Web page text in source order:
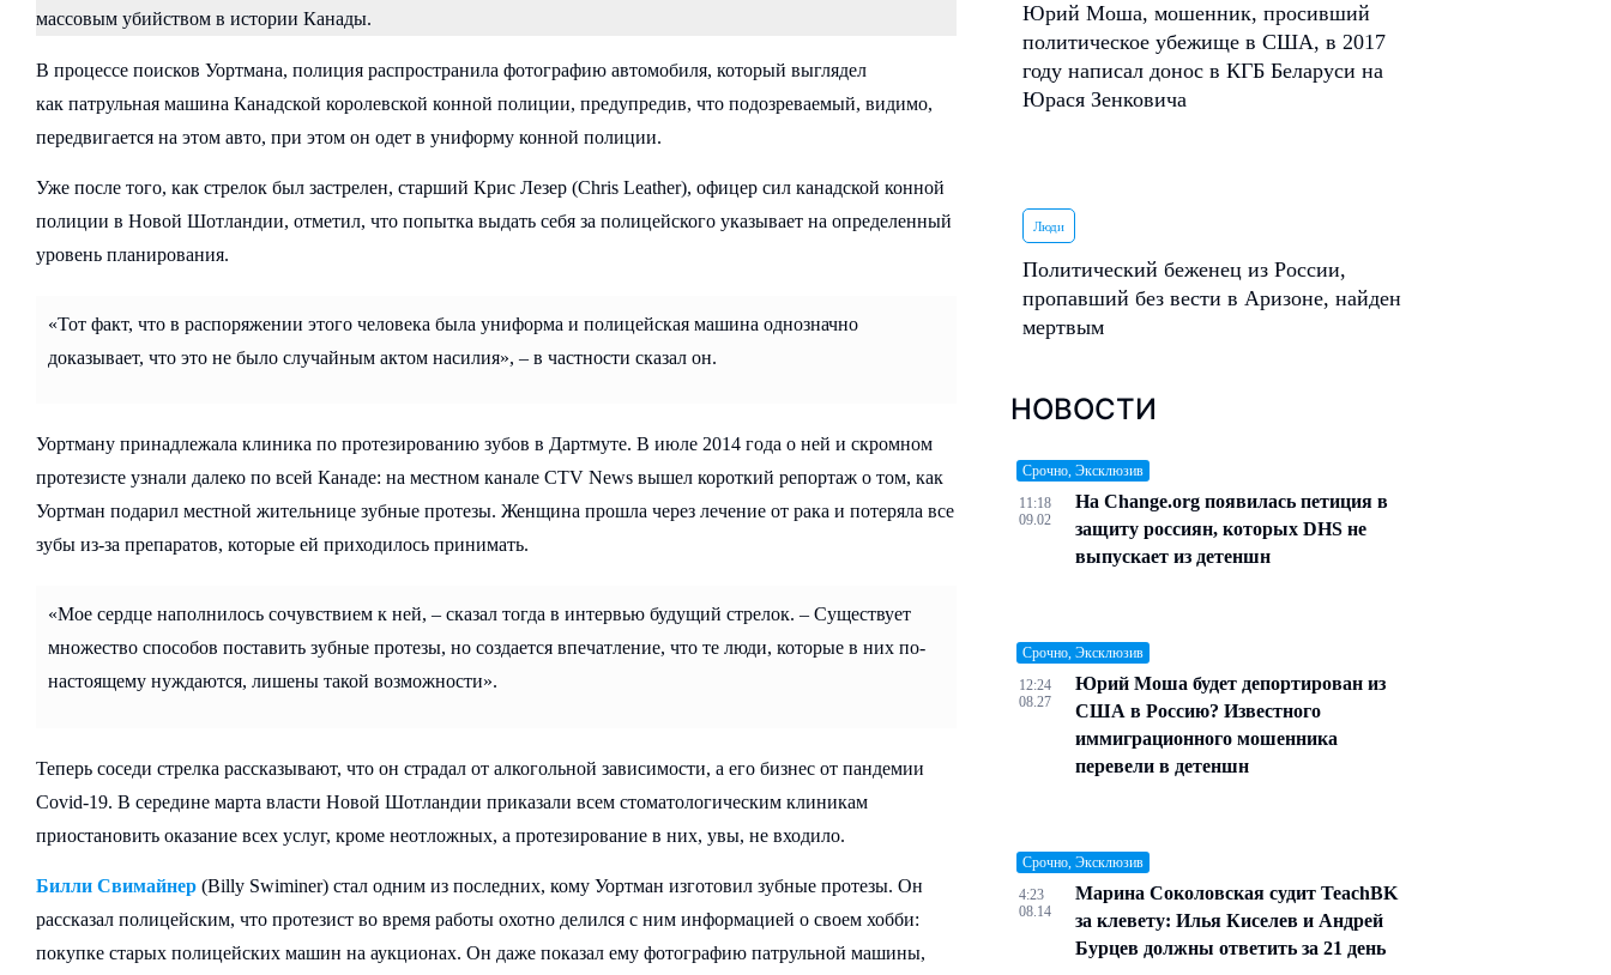
массовым убийством в истории Канады.
В процессе поисков Уортмана, полиция распространила фотографию автомобиля, который выглядел
как патрульная машина Канадской королевской конной полиции, предупредив, что подозреваемый, видимо,
передвигается на этом авто, при этом он одет в униформу конной полиции.
Уже после того, как стрелок был застрелен, старший Крис Лезер (Chris Leather), офицер сил канадской конной
полиции в Новой Шотландии, отметил, что попытка выдать себя за полицейского указывает на определенный
уровень планирования.
«Тот факт, что в распоряжении этого человека была униформа и полицейская машина однозначно
доказывает, что это не было случайным актом насилия», – в частности сказал он.
Уортману принадлежала клиника по протезированию зубов в Дартмуте. В июле 2014 года о ней и скромном
протезисте узнали далеко по всей Канаде: на местном канале CTV News вышел короткий репортаж о том, как
Уортман подарил местной жительнице зубные протезы. Женщина прошла через лечение от рака и потеряла все
зубы из-за препаратов, которые ей приходилось принимать.
«Мое сердце наполнилось сочувствием к ней, – сказал тогда в интервью будущий стрелок. – Существует
множество способов поставить зубные протезы, но создается впечатление, что те люди, которые в них по-
настоящему нуждаются, лишены такой возможности».
Теперь соседи стрелка рассказывают, что он страдал от алкогольной зависимости, а его бизнес от пандемии
Covid-19. В середине марта власти Новой Шотландии приказали всем стоматологическим клиникам
приостановить оказание всех услуг, кроме неотложных, а протезирование в них, увы, не входило.
Билли Свимайнер (Billy Swiminer) стал одним из последних, кому Уортман изготовил зубные протезы. Он
рассказал полицейским, что протезист во время работы охотно делился с ним информацией о своем хобби:
покупке старых полицейских машин на аукционах. Он даже показал ему фотографию патрульной машины,
Юрий Моша, мошенник, просивший
политическое убежище в США, в 2017
году написал донос в КГБ Беларуси на
Юрася Зенковича
Люди
Политический беженец из России,
пропавший без вести в Аризоне, найден
мертвым
НОВОСТИ
Срочно, Эксклюзив
11:18
09.02
На Change.org появилась петиция в
защиту россиян, которых DHS не
выпускает из детеншн
Срочно, Эксклюзив
12:24
08.27
Юрий Моша будет депортирован из
США в Россию? Известного
иммиграционного мошенника
перевели в детеншн
Срочно, Эксклюзив
4:23
08.14
Марина Соколовская судит TeachBK
за клевету: Илья Киселев и Андрей
Бурцев должны ответить за 21 день